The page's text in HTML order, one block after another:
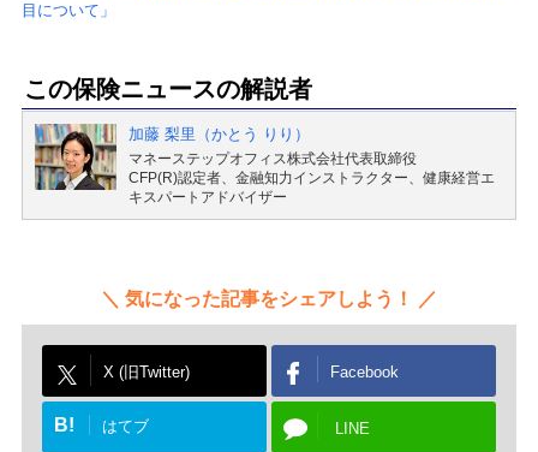
目について」
この保険ニュースの解説者
加藤 梨里（かとう りり）
マネーステップオフィス株式会社代表取締役
CFP(R)認定者、金融知力インストラクター、健康経営エ
キスパートアドバイザー
気になった記事をシェアしよう！
X (旧Twitter) Facebook
B! はてブ LINE